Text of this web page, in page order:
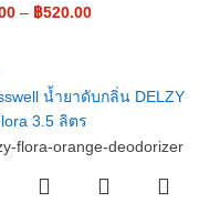
– ฿520.00